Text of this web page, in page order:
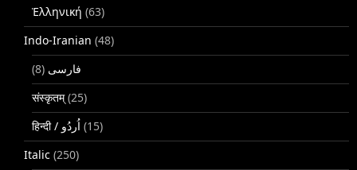
Ἑλληνική (63)
Indo-Iranian (48)
فارسی (8)
संस्कृतम्(25)
(15)
Italic (250)